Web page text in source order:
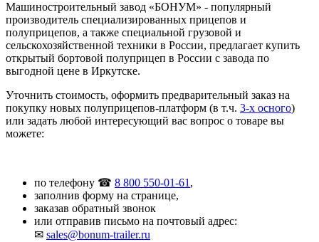
Машиностроительный завод «БОНУМ» - популярный
производитель специализированных прицепов и
полуприцепов, а также специальной грузовой и
сельскохозяйственной техники в России, предлагает купить
открытый бортовой полуприцеп в России с завода по
выгодной цене в Иркутске.
Уточнить стоимость, оформить предварительный заказ на
покупку новых полуприцепов-платформ (в т.ч. 3-х осного)
или задать любой интересующий вас вопрос о товаре вы
можете:
по телефону ☎ 8 800 550-01-61 ,
заполнив форму на странице,
заказав обратный звонок
или отправив письмо на почтовый адрес:
✉ sales@bonum-trailer.ru